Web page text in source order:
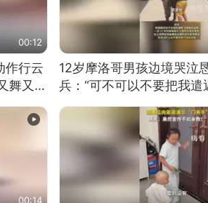
00:12
作行云
舞又武
12岁摩洛哥男孩边境哭泣
兵：“可不可以不要把我遣
00:14